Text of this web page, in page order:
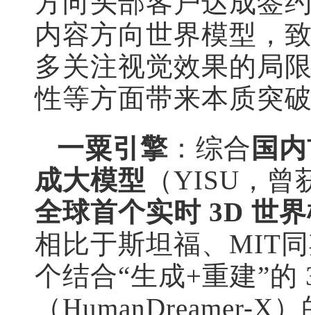
内容方向世界模型，
多关注视觉效果的局
性等方面带来本质突
一粟引擎 ：综合 国
成大模型 （YISU，
全球首个实时 3D 世
相比于斯坦福、MIT
个结合“生成+重建”的
（HumanDreamer-X